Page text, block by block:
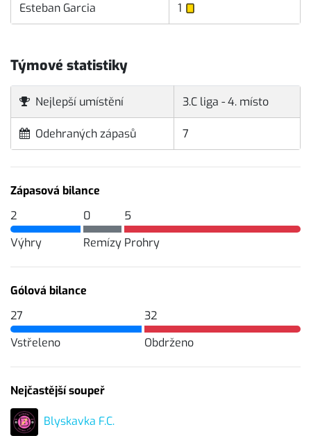
Esteban Garcia 1
Týmové statistiky
Nejlepší umístění 3.C liga - 4. místo
Odehraných zápasů 7
Zápasová bilance
2
Výhry
0
Remízy
5
Prohry
Gólová bilance
27
Vstřeleno
32
Obdrženo
Nejčastější soupeř
Blyskavka F.C.